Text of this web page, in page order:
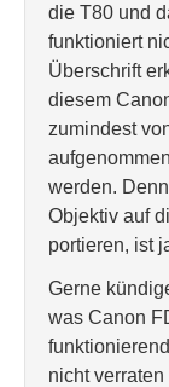
die T80 und
funktioniert
Überschrift
diesem
zumindest
werden.
Objektiv auf
portieren, ist
Gerne
was Canon
nicht verraten